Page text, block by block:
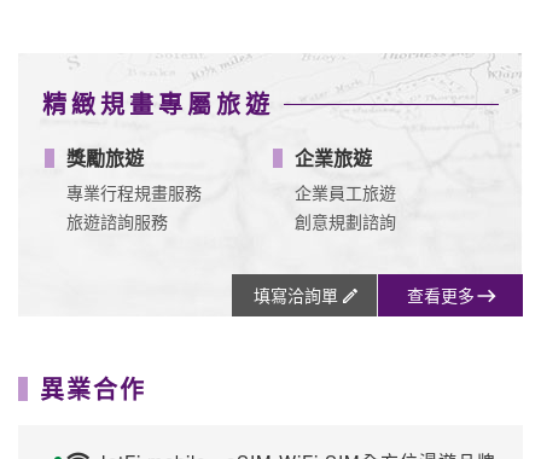
精緻規畫專屬旅遊
獎勵旅遊
專業行程規畫服務
旅遊諮詢服務
企業旅遊
企業員工旅遊
創意規劃諮詢
填寫洽詢單 查看更多
異業合作